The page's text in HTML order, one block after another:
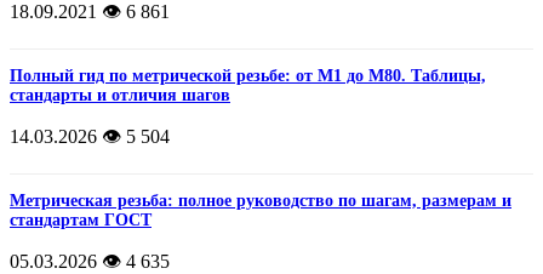
18.09.2021 👁️ 6 861
Полный гид по метрической резьбе: от М1 до М80. Таблицы,
стандарты и отличия шагов
14.03.2026 👁️ 5 504
Метрическая резьба: полное руководство по шагам, размерам и
стандартам ГОСТ
05.03.2026 👁️ 4 635